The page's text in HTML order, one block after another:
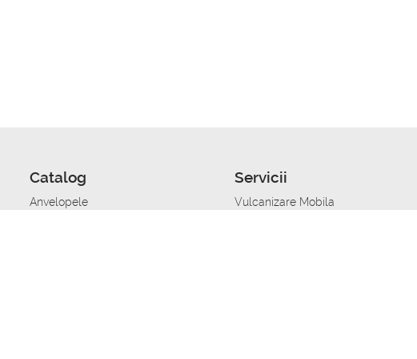
Catalog
Anvelopele
Servicii
Vulcanizare Mobila